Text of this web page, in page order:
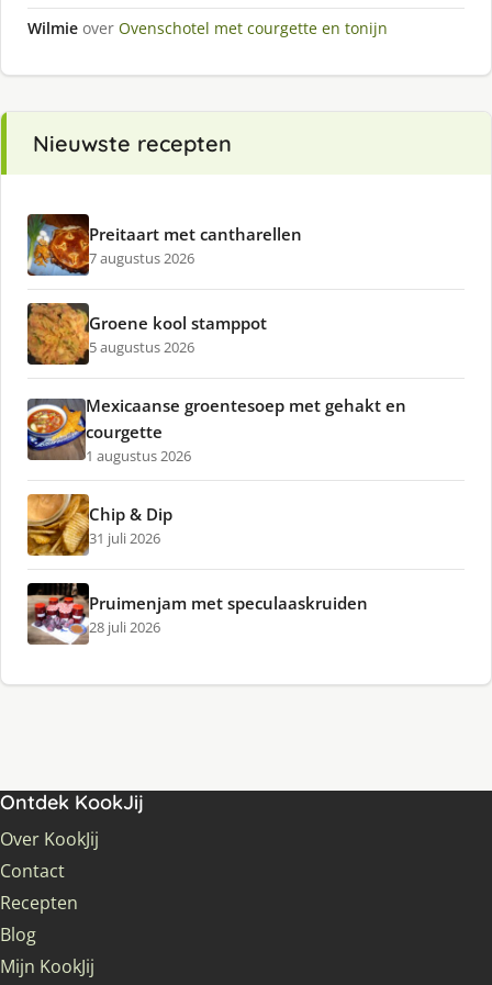
Wilmie over Ovenschotel met courgette en tonijn
Nieuwste recepten
Preitaart met cantharellen
7 augustus 2026
Groene kool stamppot
5 augustus 2026
Mexicaanse groentesoep met gehakt en
courgette
1 augustus 2026
Chip & Dip
31 juli 2026
Pruimenjam met speculaaskruiden
28 juli 2026
Ontdek KookJij
Over KookJij
Contact
Recepten
Blog
Mijn KookJij